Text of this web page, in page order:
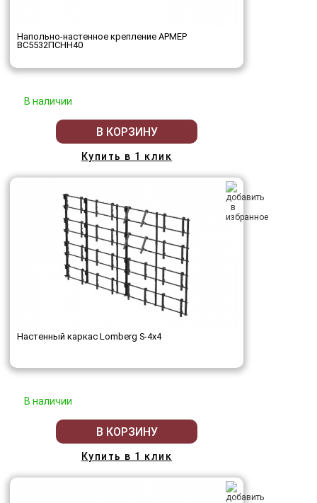
Напольно-настенное крепление АРМЕР
ВС5532ПСНН40
В наличии
В КОРЗИНУ
Купить в 1 клик
Настенный каркас Lomberg S-4х4
В наличии
В КОРЗИНУ
Купить в 1 клик